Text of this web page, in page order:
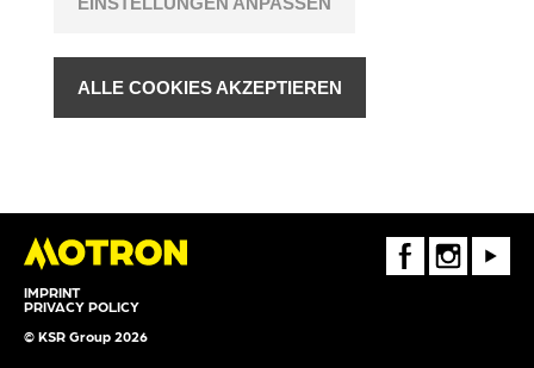
IMPRINT
PRIVACY POLICY
© KSR Group 2026
FaceBookInstagramYoutube
ALLE COOKIES AKZEPTIEREN